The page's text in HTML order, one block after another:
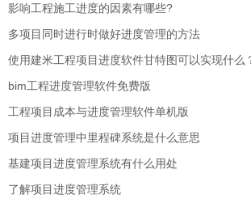
影响工程施工进度的因素有哪些?
多项目同时进行时做好进度管理的方法
使用建米工程项目进度软件甘特图可以实现什么
bim工程进度管理软件免费版
工程项目成本与进度管理软件单机版
项目进度管理中里程碑系统是什么意思
基建项目进度管理系统有什么用处
了解项目进度管理系统